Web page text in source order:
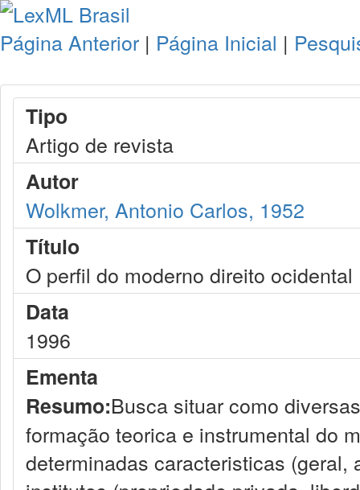
Página Anterior | Página Inicial |
Tipo
Artigo de revista
Autor
Wolkmer, Antonio Carlos, 1952
Título
O perfil do moderno direito ocidental
Data
1996
Ementa
Resumo:Busca situar como
formação teorica e instrumental do
determinadas caracteristicas